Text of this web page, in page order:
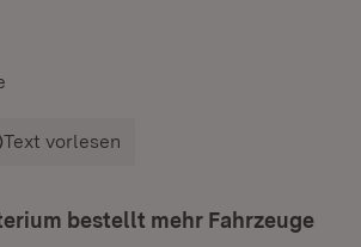
Text vorlesen
bestellt mehr Fahrzeuge